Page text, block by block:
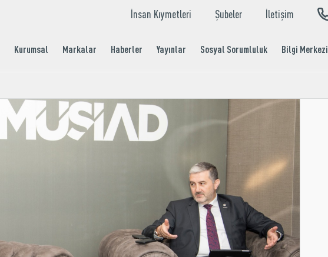
İnsan Kıymetleri Şubeler İletişim
Kurumsal Markalar Haberler Yayınlar Sosyal Sorumluluk Bilgi Merkezi